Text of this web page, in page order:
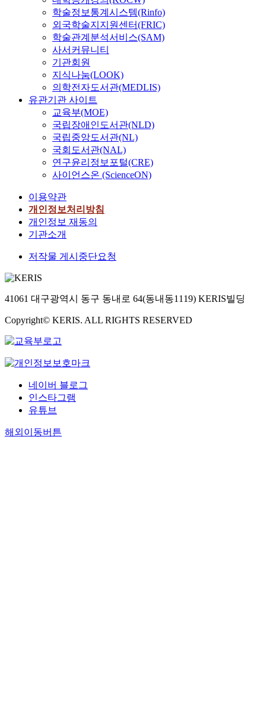
학술정보통계시스템(Rinfo)
외국학술지지원센터(FRIC)
학술관계분석서비스(SAM)
사서커뮤니티
기관회원
지식나눔(LOOK)
의학전자도서관(MEDLIS)
유관기관 사이트
교육부(MOE)
국립장애인도서관(NLD)
국립중앙도서관(NL)
국회도서관(NAL)
연구윤리정보포털(CRE)
사이언스온 (ScienceON)
이용약관
개인정보처리방침
개인정보 재동의
기관소개
저작물 게시중단요청
41061 대구광역시 동구 동내로 64(동내동1119) KERIS빌딩
Copyright© KERIS. ALL RIGHTS RESERVED
네이버 블로그
인스타그램
유튜브
해외이동버튼